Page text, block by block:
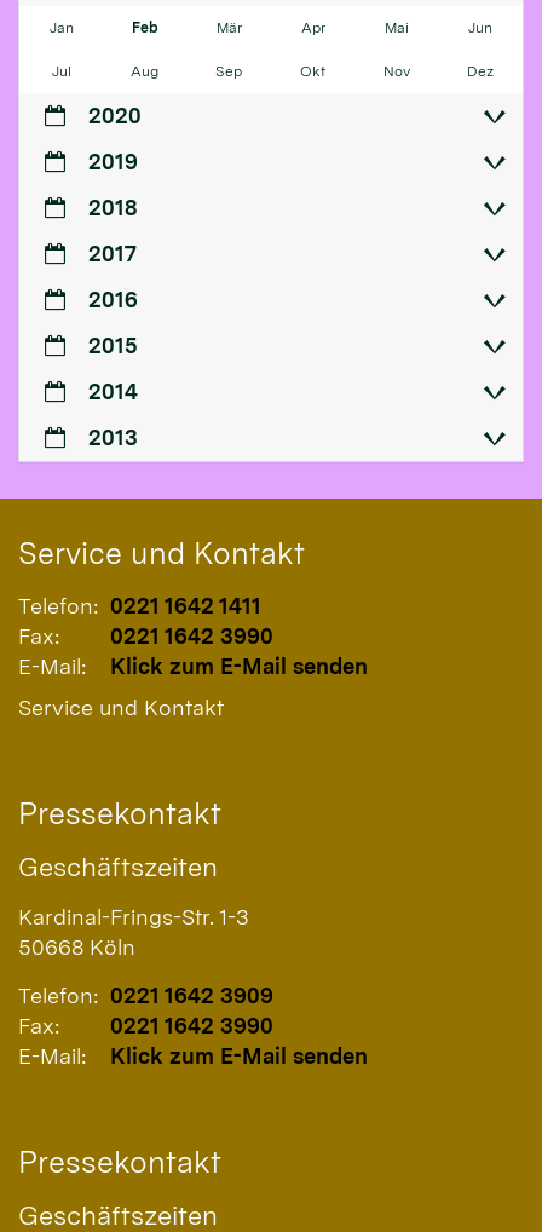
Jan Feb Mär Apr Mai Jun
Jul Aug Sep Okt Nov Dez
2020
2019
2018
2017
2016
2015
2014
2013
Service und Kontakt
Telefon: 0221 1642 1411
Fax:
0221 1642 3990
E-Mail:
Klick zum E-Mail senden
Service und Kontakt
Pressekontakt
Geschäftszeiten
Kardinal-Frings-Str. 1-3
50668 Köln
Telefon: 0221 1642 3909
Fax:
0221 1642 3990
E-Mail:
Klick zum E-Mail senden
Pressekontakt
Geschäftszeiten